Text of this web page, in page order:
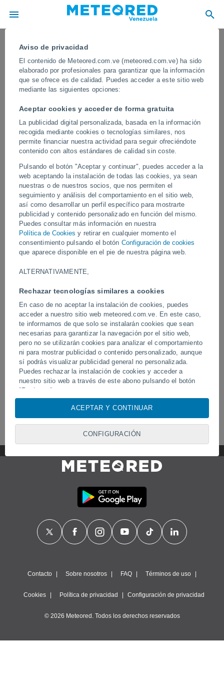
Aviso de privacidad
El contenido de Meteored.com.ve (meteored.com.ve) ha sido
elaborado por profesionales para garantizar que la información
que se ofrece es de calidad. Puedes acceder a este sitio web
mediante las siguientes opciones:
Aceptar cookies y acceder de forma gratuita
La publicidad digital personalizada, basada en la información
recogida mediante cookies o tecnologías similares, nos
permite financiar nuestra actividad para seguir ofreciéndote
contenido con altos estándares de calidad sin coste.
Pulsando el botón "Aceptar y continuar", puedes acceder a la
web aceptando la instalación de todas las cookies, ya sean
nuestras o de nuestros socios, que nos permiten el
seguimiento y análisis del comportamiento en el sitio web,
así como desarrollar un perfil específico para mostrarte
publicidad y contenido personalizado en función del mismo.
Puedes consultar más información en nuestra
Política de Cookies y retirar en cualquier momento el
consentimiento pulsando el botón Configuración de cookies
que aparece disponible en el pie de nuestra página web.
ALTERNATIVAMENTE,
Rechazar tecnologías similares a cookies
En caso de no aceptar la instalación de cookies, puedes
acceder a nuestro sitio web meteored.com.ve. En este caso,
te informamos de que solo se instalarán cookies que sean
necesarias para garantizar la navegación por el sitio web,
pero no se utilizarán cookies para analizar el comportamiento
ni para mostrar publicidad o contenido personalizado, aunque
sí podrás visualizar publicidad general no personalizada.
Puedes rechazar la instalación de cookies y acceder a
nuestro sitio web a través de este abono pulsando el botón
"Rechazar".
Con su consentimiento, nosotros ynuestros socios
almacenar, acceder y procesar datos personales como su
visita en este sitio web, las direcciones IP y los
identificadores de cookies. Es posible que algunos
interés legítimo, algo a lo que puedes oponerte. Para ello,
puede retirar su consentimiento u oponerse al tratamiento de
Política de Cookiesen este sitio web.
tratamiento de datos:
Almacenar la información en un dispositivo y/o acceder a
ella, uso de datos limitados para seleccionar anuncios
perfil para personalizar el contenido, uso de perfiles para la
de la publicidad, medir el rendimiento del contenido,
comprender al público a través de estadísticas o a través de
desarrollo y mejora de los servicios, uso de datos limitados
ACEPTAR Y CONTINUAR
CONFIGURACIÓN
Un aguacero provoca una destrucción
masiva en Uttrakhand, India.
El agua y la tierra se tragaron dos centros urbanos, los equipos
buscan sobrevivientes.
Vídeos
Hoy
Erupción y actividad intensa en el
volcán de Fuego, Guatemala.
Devastadora inundación
Chitral, Pakistán.
Contacto Sobre nosotros FAQ Términos de uso
Cookies Política de privacidad Configuración de privacidad
© 2026 Meteored. Todos los derechos reservados